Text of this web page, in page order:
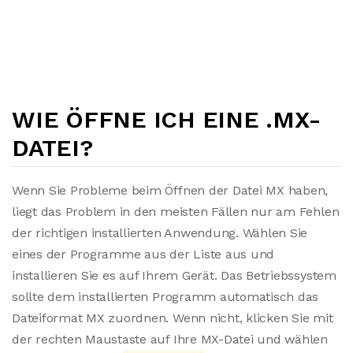
WIE ÖFFNE ICH EINE .MX-
DATEI?
Wenn Sie Probleme beim Öffnen der Datei MX haben,
liegt das Problem in den meisten Fällen nur am Fehlen
der richtigen installierten Anwendung. Wählen Sie
eines der Programme aus der Liste aus und
installieren Sie es auf Ihrem Gerät. Das Betriebssystem
sollte dem installierten Programm automatisch das
Dateiformat MX zuordnen. Wenn nicht, klicken Sie mit
der rechten Maustaste auf Ihre MX-Datei und wählen